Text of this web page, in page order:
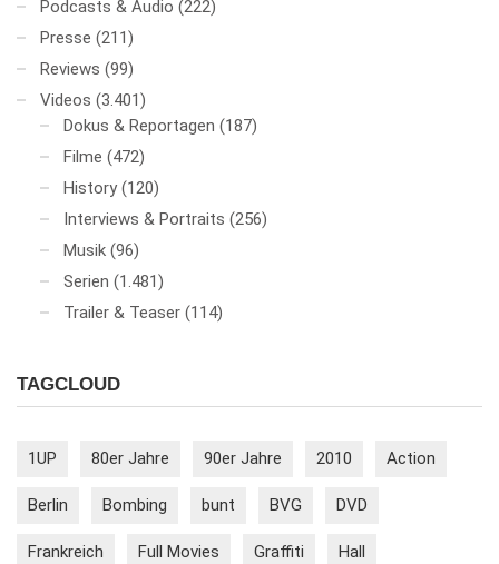
Podcasts & Audio (222)
Presse (211)
Reviews (99)
Videos (3.401)
Dokus & Reportagen (187)
Filme (472)
History (120)
Interviews & Portraits (256)
Musik (96)
Serien (1.481)
Trailer & Teaser (114)
TAGCLOUD
1UP 80er Jahre 90er Jahre 2010 Action
Berlin Bombing bunt BVG DVD
Frankreich Full Movies Graffiti Hall